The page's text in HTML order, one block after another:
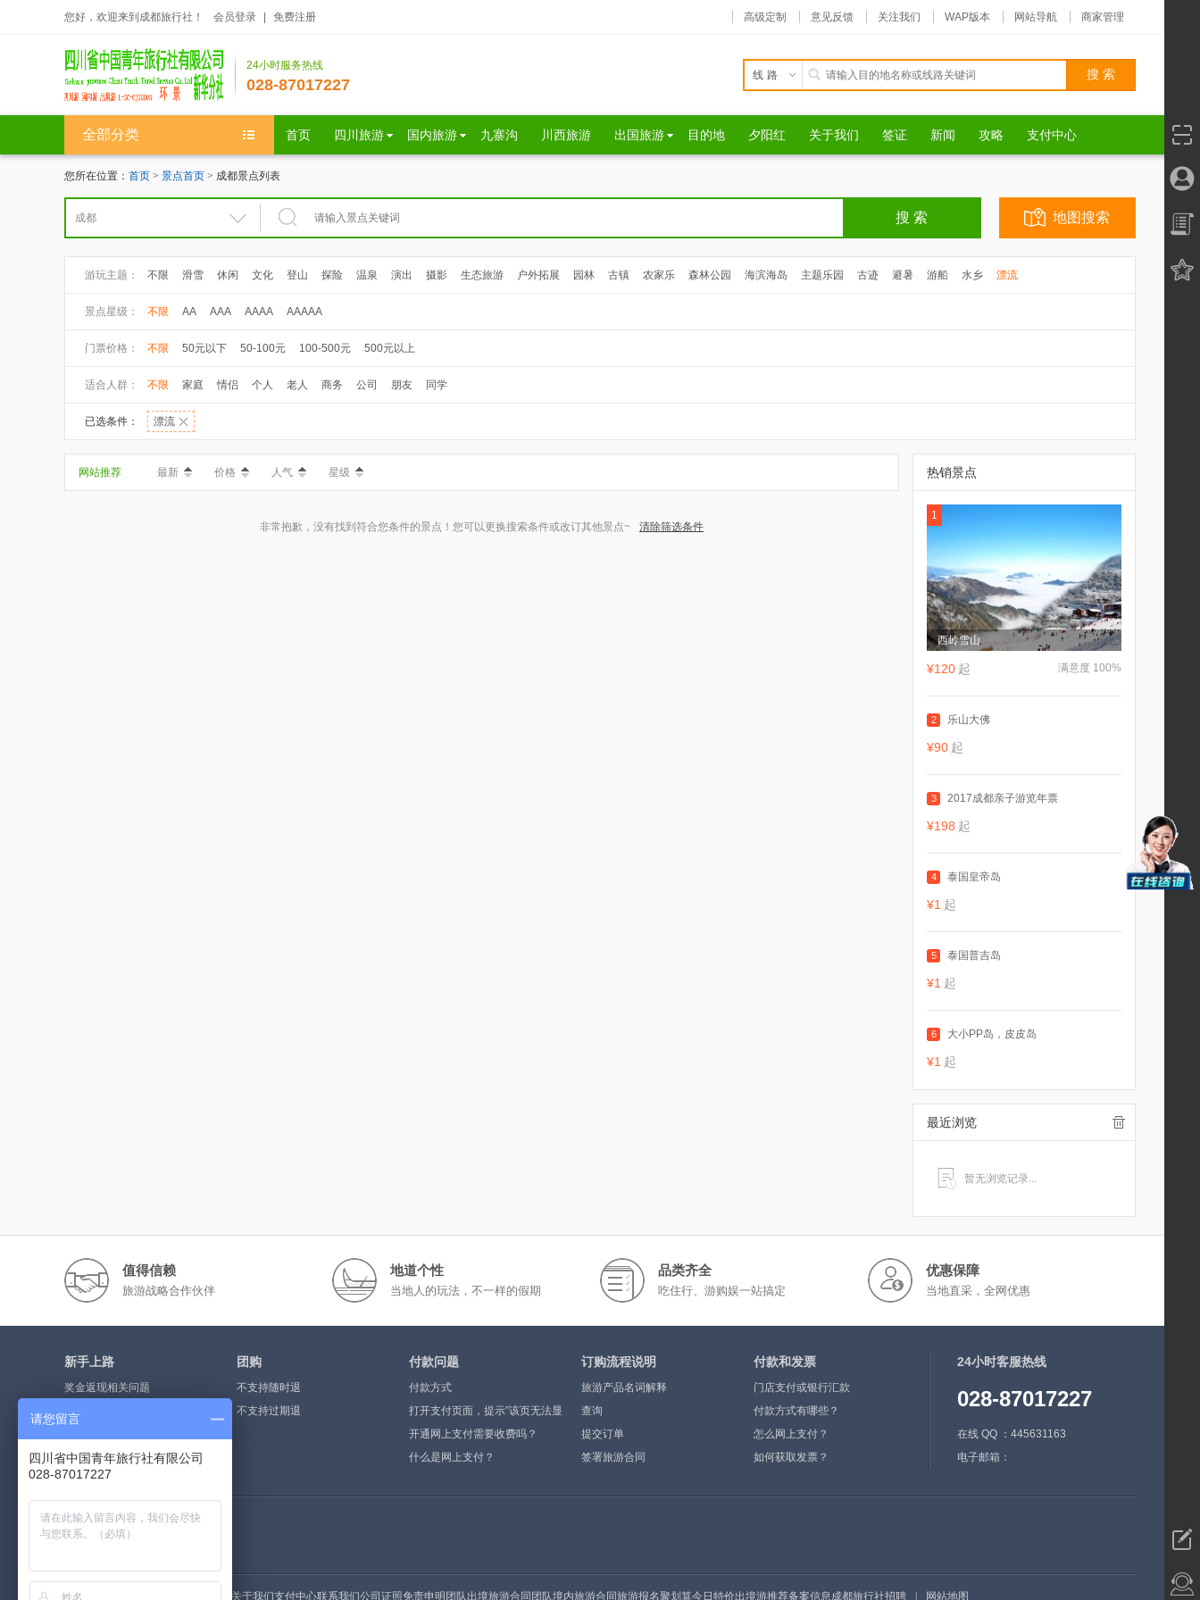
您好，欢迎来到成都旅行社！ 会员登录 免费注册 高级定制 意见反馈 关注我们 WAP版本 网站导航 商家管理
24小时服务热线
028-87017227
线路
全部分类 首页 四川旅游 国内旅游 九寨沟 川西旅游 出国旅游 目的地 夕阳红 关于我们 签证 新闻 攻略 支付中心
您所在位置： 首页 > 景点首页 > 成都景点列表
地图搜索
游玩主题： 不限 滑雪 休闲 文化 登山 探险 温泉 演出 摄影 生态旅游 户外拓展 园林 古镇 农家乐 森林公园 海滨海岛 主题乐园 古迹 避暑 游船 水乡 漂流
景点星级： 不限 AA AAA AAAA AAAAA
门票价格： 不限 50元以下 50-100元 100-500元 500元以上
适合人群： 不限 家庭 情侣 个人 老人 商务 公司 朋友 同学
已选条件： 漂流
网站推荐 最新 价格 人气 星级
非常抱歉，没有找到符合您条件的景点！您可以更换搜索条件或改订其他景点~ 清除筛选条件
热销景点
1
西岭雪山
满意度 100%
¥120 起
2 乐山大佛
¥90 起
3 2017成都亲子游览年票
¥198 起
4 泰国皇帝岛
¥1 起
5 泰国普吉岛
¥1 起
6 大小PP岛，皮皮岛
¥1 起
最近浏览
暂无浏览记录...
值得信赖
旅游战略合作伙伴
地道个性
当地人的玩法，不一样的假期
品类齐全
吃住行、游购娱一站搞定
优惠保障
当地直采，全网优惠
新手上路
奖金返现相关问题
奖金提现流程
如何注册会员
团购
不支持随时退
不支持过期退
付款问题
付款方式
打开支付页面，提示”该页无法显
示”或空白页，可能是什么原因？
开通网上支付需要收费吗？
什么是网上支付？
订购流程说明
旅游产品名词解释
查询
提交订单
签署旅游合同
付款和发票
门店支付或银行汇款
付款方式有哪些？
怎么网上支付？
如何获取发票？
24小时客服热线
028-87017227
在线 QQ ：445631163
电子邮箱：
荣誉资质
关于我们支付中心联系我们公司证照免责申明 团队出境旅游合同 团队境内旅游合同旅游报名聚划算今日特价出境游推荐备案信息成都旅行社招聘 网站地图
请您留言
四川省中国青年旅行社有限公司
028-87017227